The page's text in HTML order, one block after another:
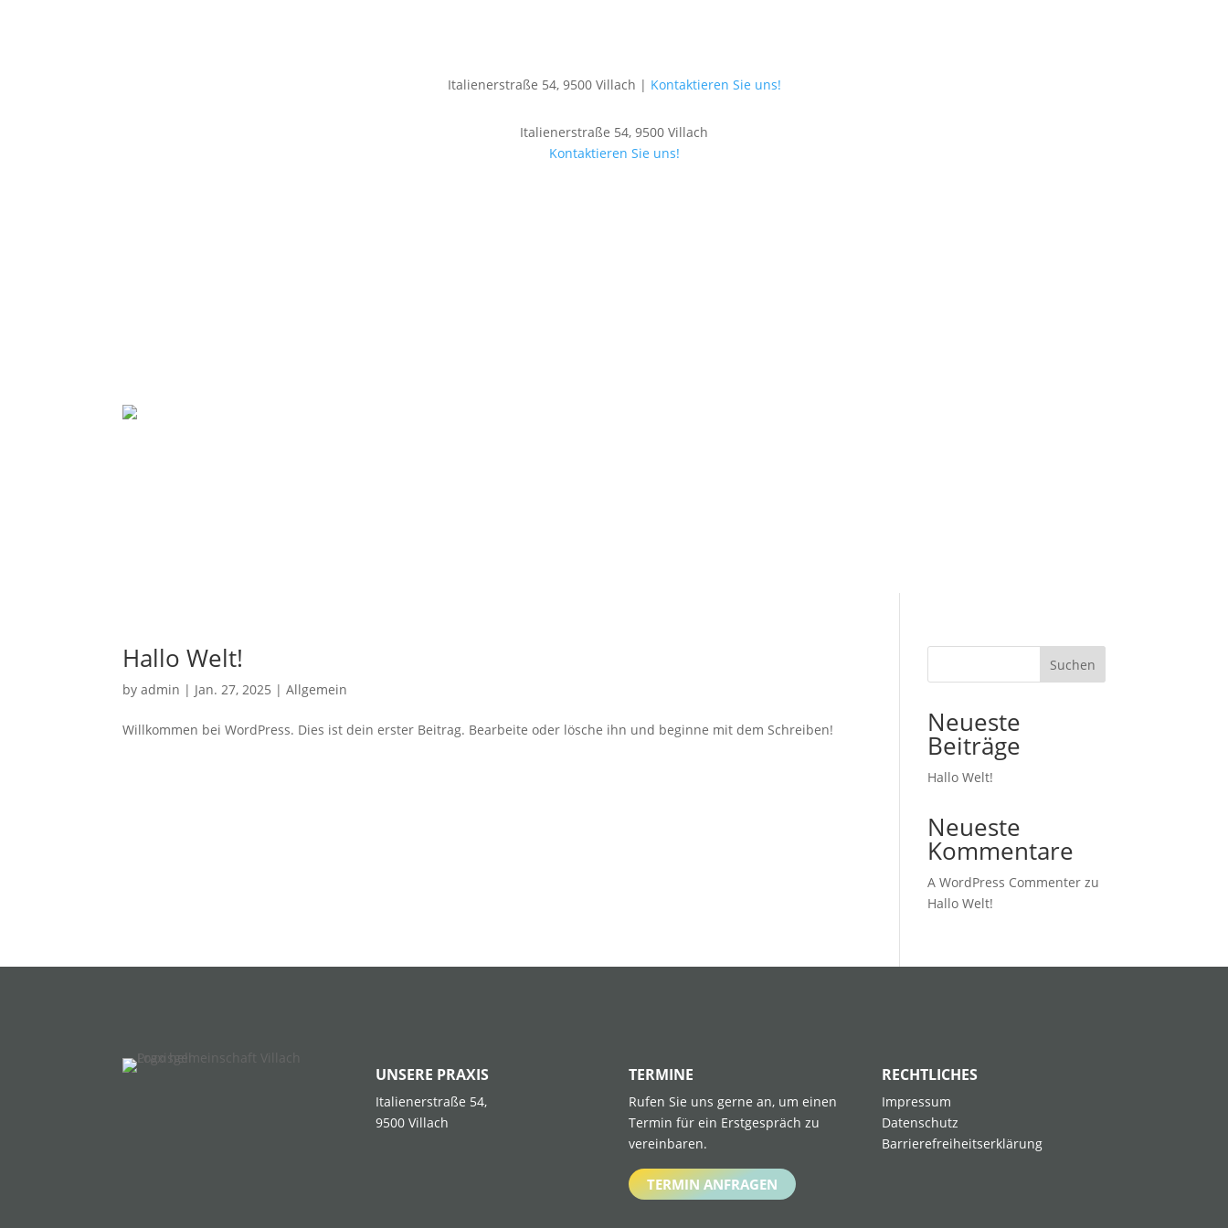
Italienerstraße 54, 9500 Villach | Kontaktieren Sie uns!
Italienerstraße 54, 9500 Villach
Kontaktieren Sie uns!
Hallo Welt!
byadmin | Jan. 27, 2025 |Allgemein
Willkommen bei WordPress. Dies ist dein erster Beitrag. Bearbeite oder lösche ihn und beginne mit dem Schreiben!
Suchen
Neueste
Beiträge
Hallo Welt!
Neueste
Kommentare
A WordPress Commenter zu
Hallo Welt!
UNSERE PRAXIS
Italienerstraße 54,
9500 Villach
TERMINE
Rufen Sie uns gerne an, um einen
Termin für ein Erstgespräch zu
vereinbaren.
TERMIN ANFRAGEN
RECHTLICHES
Impressum
Datenschutz
Barrierefreiheitserklärung